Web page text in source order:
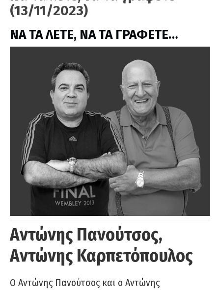
(13/11/2023)
ΝΑ ΤΑ ΛΕΤΕ, ΝΑ ΤΑ ΓΡΑΦΕΤΕ…
Αντώνης Πανούτσος,
Αντώνης Καρπετόπουλος
Ο Αντώνης Πανούτσος και ο Αντώνης